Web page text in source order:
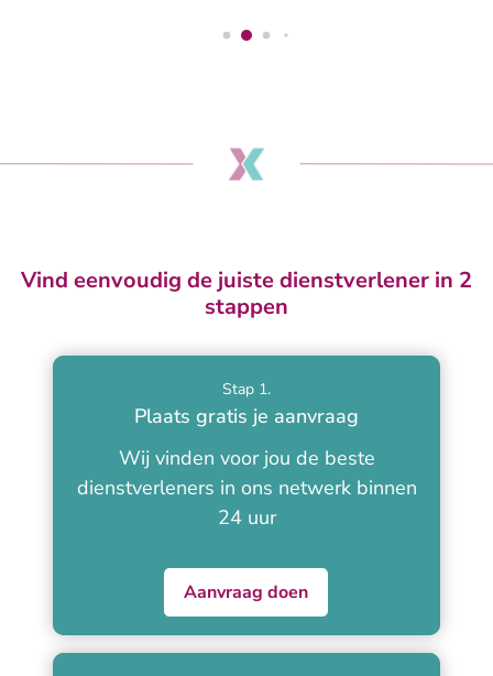
Vind eenvoudig de juiste dienstverlener in 2
stappen
Stap 1.
Plaats gratis je aanvraag
Wij vinden voor jou de beste
dienstverleners in ons netwerk binnen
24 uur
Aanvraag doen